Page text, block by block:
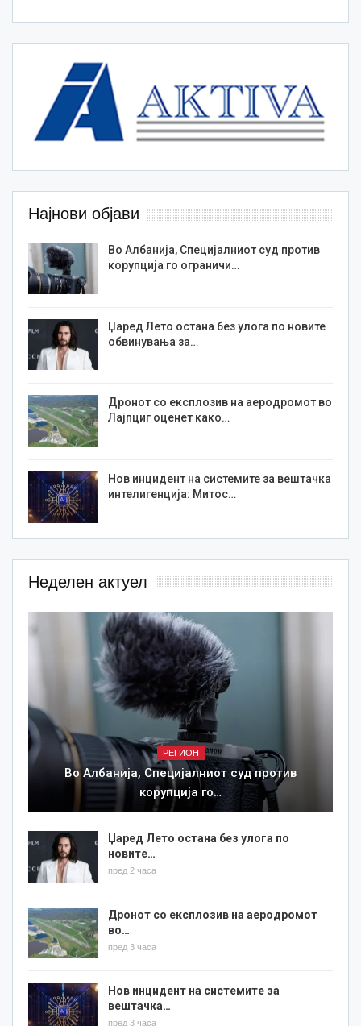
Најнови објави
Во Албанија, Специјалниот суд против
корупција го ограничи…
Џаред Лето остана без улога по новите
обвинувања за…
Дронот со експлозив на аеродромот во
Лајпциг оценет како…
Нов инцидент на системите за вештачка
интелигенција: Митос…
Неделен актуел
РЕГИОН
Во Албанија, Специјалниот суд против
корупција го…
Џаред Лето остана без улога по
новите…
пред 2 часа
Дронот со експлозив на аеродромот
во…
пред 3 часа
Нов инцидент на системите за
вештачка…
пред 3 часа